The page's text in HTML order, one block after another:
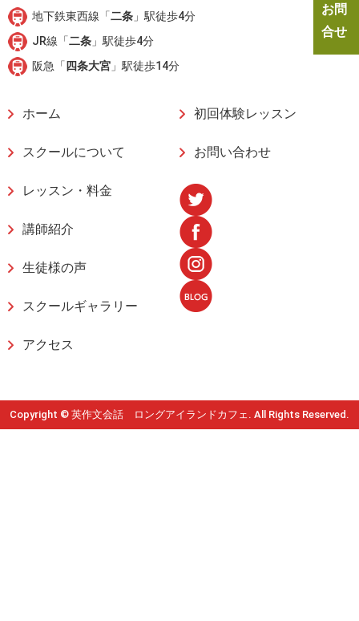
地下鉄東西線「二条 」駅徒歩4分
JR線「二条 」駅徒歩4分
阪急「 四条大宮 」駅徒歩14分
ホーム
スクールについて
レッスン・料金
講師紹介
生徒様の声
スクールギャラリー
アクセス
初回体験レッスン
お問い合わせ
お問
合せ
Copyright © 英作文会話 ロングアイランドカフェ. All Rights Reserved.